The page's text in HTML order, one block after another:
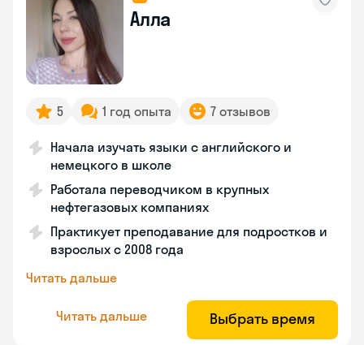
Алла
5 1 год опыта 7 отзывов
Начала изучать языки с английского и
немецкого в школе
Работала переводчиком в крупных
нефтегазовых компаниях
Практикует преподавание для подростков и
взрослых с 2008 года
Читать дальше
Читать дальше Выбрать время